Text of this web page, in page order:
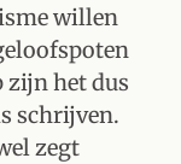
willen
zijn het dus
schrijven.
zegt